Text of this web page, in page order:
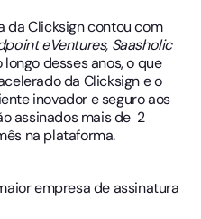
da Clicksign contou com
eVentures, Saasholic
longo desses anos, o que
da Clicksign e o
inovador e seguro aos
assinados mais de 2
na plataforma.
empresa de assinatura